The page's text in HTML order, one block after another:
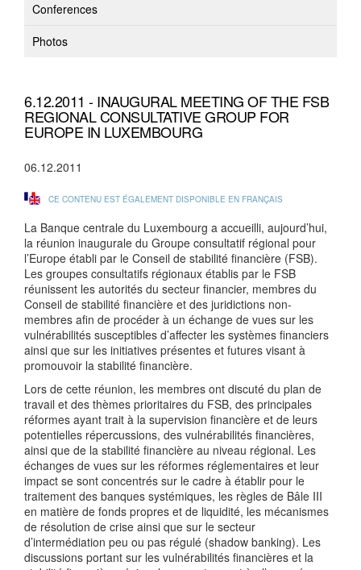
Conferences
Photos
6.12.2011 - INAUGURAL MEETING OF THE FSB
REGIONAL CONSULTATIVE GROUP FOR
EUROPE IN LUXEMBOURG
06.12.2011
CE CONTENU EST ÉGALEMENT DISPONIBLE EN FRANÇAIS
La Banque centrale du Luxembourg a accueilli, aujourd’hui,
la réunion inaugurale du Groupe consultatif régional pour
l’Europe établi par le Conseil de stabilité financière (FSB).
Les groupes consultatifs régionaux établis par le FSB
réunissent les autorités du secteur financier, membres du
Conseil de stabilité financière et des juridictions non-
membres afin de procéder à un échange de vues sur les
vulnérabilités susceptibles d’affecter les systèmes financiers
ainsi que sur les initiatives présentes et futures visant à
promouvoir la stabilité financière.
Lors de cette réunion, les membres ont discuté du plan de
travail et des thèmes prioritaires du FSB, des principales
réformes ayant trait à la supervision financière et de leurs
potentielles répercussions, des vulnérabilités financières,
ainsi que de la stabilité financière au niveau régional. Les
échanges de vues sur les réformes réglementaires et leur
impact se sont concentrés sur le cadre à établir pour le
traitement des banques systémiques, les règles de Bâle III
en matière de fonds propres et de liquidité, les mécanismes
de résolution de crise ainsi que sur le secteur
d’intermédiation peu ou pas régulé (shadow banking). Les
discussions portant sur les vulnérabilités financières et la